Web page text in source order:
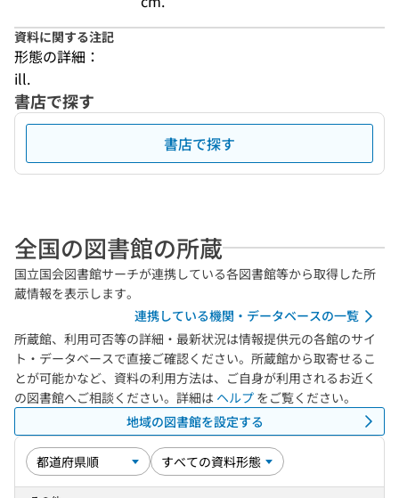
資料に関する注記
形態の詳細：
ill.
書店で探す
書店で探す
全国の図書館の所蔵
国立国会図書館サーチが連携している各図書館等から取得した所
蔵情報を表示します。
連携している機関・データベースの一覧
所蔵館、利用可否等の詳細・最新状況は情報提供元の各館のサイ
ト・データベースで直接ご確認ください。所蔵館から取寄せるこ
とが可能かなど、資料の利用方法は、ご自身が利用されるお近く
の図書館へご相談ください。詳細は ヘルプ をご覧ください。
地域の図書館を設定する